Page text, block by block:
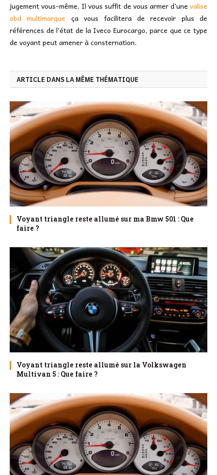
jugement vous-même. Il vous suffit de vous armer d’une valise
obd multimarque ça vous facilitera de recevoir plus de
références de l’état de la Iveco Eurocargo, parce que ce type
de voyant peut amener à consternation.
ARTICLE DANS LA MÊME THÉMATIQUE
Voyant triangle reste allumé sur ma Bmw 501 : Que
faire ?
Voyant triangle reste allumé sur la Volkswagen
Multivan 5 : Que faire ?